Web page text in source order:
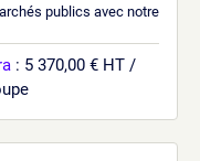
publics avec notre
: 5 370,00 € HT /